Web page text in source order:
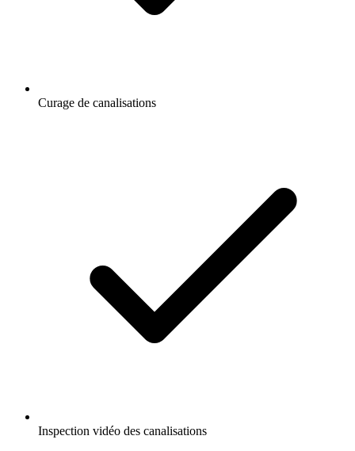
Curage de canalisations
Inspection vidéo des canalisations